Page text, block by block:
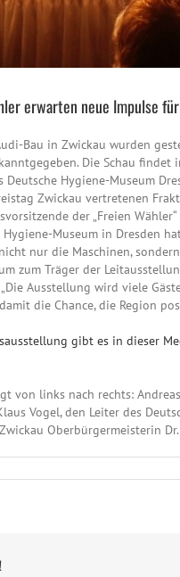
erwarten neue Impulse
Bau in Zwickau wurden
Die Schau findet
Deutsche Hygiene-Museum
Zwickau vertretenen
der „Freien
Hygiene-Museum in Dresden
nur die Maschinen,
zum Träger der
„Die Ausstellung wird viele
die Chance, die Region
gibt es in dieser
von links nach rechts:
Vogel, den Leiter des
Oberbürgermeisterin